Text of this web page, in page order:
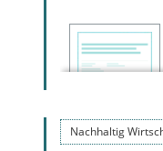
Nachhaltig